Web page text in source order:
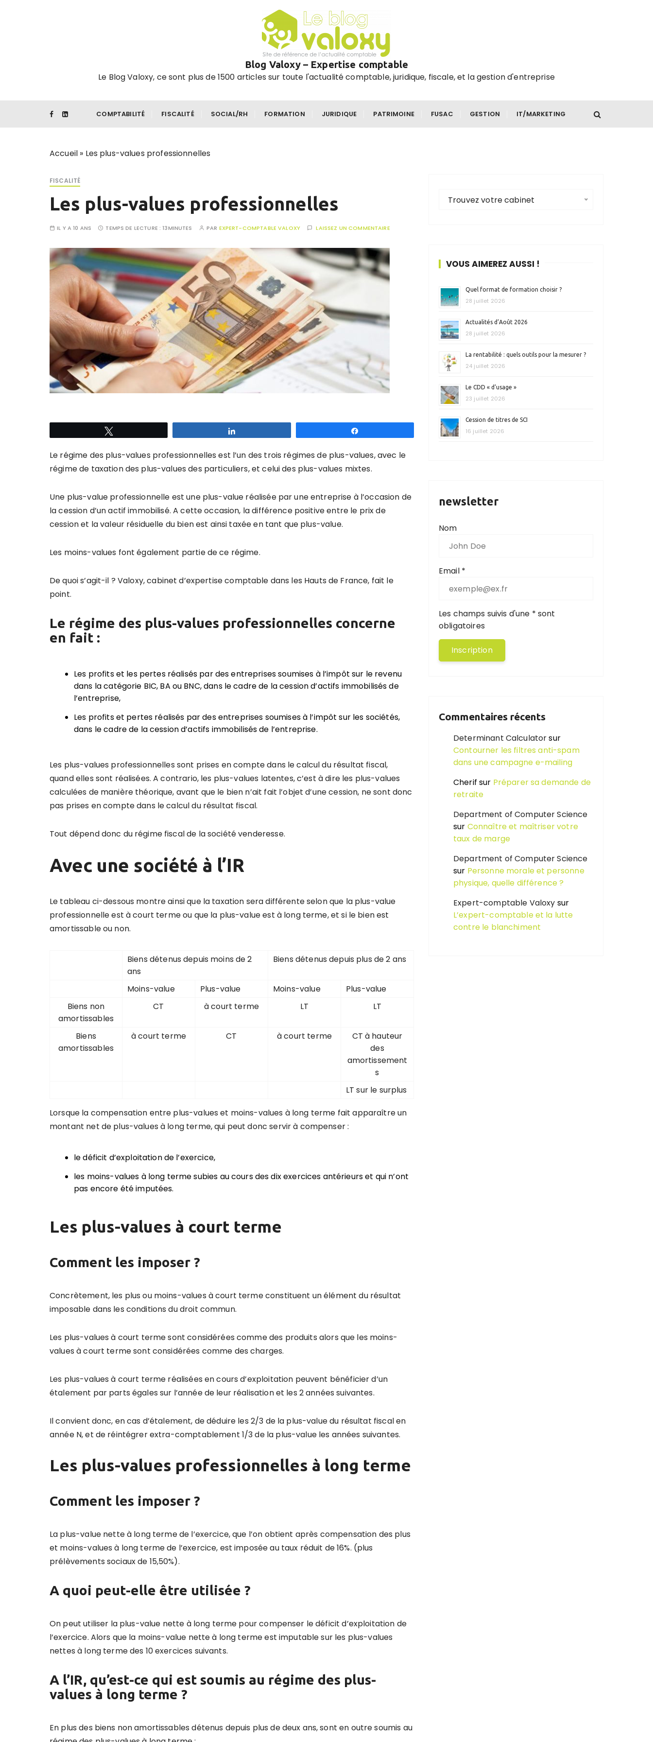
Blog Valoxy – Expertise comptable
Le Blog Valoxy, ce sont plus de 1500 articles sur toute l'actualité comptable, juridique, fiscale, et la gestion d'entreprise
COMPTABILITÉ FISCALITÉ SOCIAL/RH FORMATION JURIDIQUE PATRIMOINE FUSAC GESTION IT/MARKETING
Accueil » Les plus-values professionnelles
FISCALITÉ
Les plus-values professionnelles
IL Y A 10 ANS TEMPS DE LECTURE :13MINUTES PAR EXPERT-COMPTABLE VALOXY LAISSEZ UN COMMENTAIRE
Le régime des plus-values professionnelles est l’un des trois régimes de plus-values, avec le
régime de taxation des plus-values des particuliers, et celui des plus-values mixtes.
Une plus-value professionnelle est une plus-value réalisée par une entreprise à l’occasion de
la cession d’un actif immobilisé. A cette occasion, la différence positive entre le prix de
cession et la valeur résiduelle du bien est ainsi taxée en tant que plus-value.
Les moins-values font également partie de ce régime.
De quoi s’agit-il ?Valoxy, cabinet d’expertise comptable dans les Hauts de France, fait le
point.
Le régime des plus-values professionnelles concerne
en fait :
Les profits et les pertes réalisés par des entreprises soumises à l’impôt sur le revenu
dans la catégorie BIC, BA ou BNC, dans le cadre de la cession d’actifs immobilisés de
l’entreprise,
Les profits et pertes réalisés par des entreprises soumises à l’impôt sur les sociétés,
dans le cadre de la cession d’actifs immobilisés de l’entreprise.
Les plus-values professionnelles sont prises en compte dans le calcul du résultat fiscal,
quand elles sont réalisées. A contrario, les plus-values latentes, c’est à dire les plus-values
calculées de manière théorique, avant que le bien n’ait fait l’objet d’une cession, ne sont donc
pas prises en compte dans le calcul du résultat fiscal.
Tout dépend donc du régime fiscal de la société venderesse.
Avec une société à l’IR
Le tableau ci-dessous montre ainsi que la taxation sera différente selon que la plus-value
professionnelle est à court terme ou que la plus-value est à long terme, et si le bien est
amortissable ou non.
Biens détenus depuis moins de 2
ans
Biens détenus depuis plus de 2 ans
Moins-value Plus-value Moins-value
Plus-value
Biens non
amortissables
CT à court terme LT LT
Biens
amortissables
à court terme CT à court terme
CT à hauteur
des
amortissement
s
LT sur le surplus
Lorsque la compensation entre plus-values et moins-values à long terme fait apparaître un
montant net de plus-values à long terme, qui peut donc servir à compenser :
le déficit d’exploitation de l’exercice,
les moins-values à long terme subies au cours des dix exercices antérieurs et qui n’ont
pas encore été imputées.
Les plus-values à court terme
Comment les imposer ?
Concrètement, les plus ou moins-values à court terme constituent un élément du résultat
imposable dans les conditions du droit commun.
Les plus-values à court terme sont considérées comme des produits alors que les moins-
values à court terme sont considérées comme des charges.
Les plus-values à court terme réalisées en cours d’exploitation peuvent bénéficier d’un
étalement par parts égales sur l’année de leur réalisation et les 2 années suivantes.
Il convient donc, en cas d’étalement, de déduire les 2/3 de la plus-value du résultat fiscal en
année N, et de réintégrer extra-comptablement 1/3 de la plus-value les années suivantes.
Les plus-values professionnelles à long terme
Comment les imposer ?
La plus-value nette à long terme de l’exercice, que l’on obtient après compensation des plus
et moins-values à long terme de l’exercice, est imposée au taux réduit de 16%. (plus
prélèvements sociaux de 15,50%).
A quoi peut-elle être utilisée ?
On peut utiliser la plus-value nette à long terme pour compenser le déficit d’exploitation de
l’exercice. Alors que la moins-value nette à long terme est imputable sur les plus-values
nettes à long terme des 10 exercices suivants.
A l’IR, qu’est-ce qui est soumis au régime des plus-
values à long terme ?
En plus des biens non amortissables détenus depuis plus de deux ans, sont en outre soumis au
Trouvez votre cabinet
VOUS AIMEREZ AUSSI !
Quel format de formation choisir ?
28 juillet 2026
Actualités d’Août 2026
28 juillet 2026
La rentabilité : quels outils pour la mesurer ?
24 juillet 2026
Le CDD « d’usage »
23 juillet 2026
Cession de titres de SCI
16 juillet 2026
newsletter
Nom
Email *
Les champs suivis d'une * sont
obligatoires
Commentaires récents
Determinant Calculatorsur
Contourner les filtres anti-spam
dans une campagne e-mailing
Cherif sur Préparer sa demande de
retraite
Department of Computer Science
sur Connaître et maîtriser votre
taux de marge
Department of Computer Science
sur Personne morale et personne
physique, quelle différence ?
Expert-comptable Valoxy sur
L’expert-comptable et la lutte
contre le blanchiment